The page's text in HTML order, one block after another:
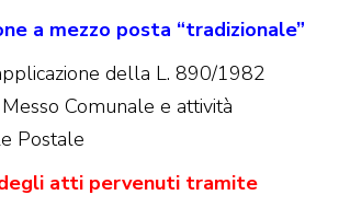
a mezzo posta “tradizionale”
della L. 890/1982
Comunale e attività
Postale
atti pervenuti tramite